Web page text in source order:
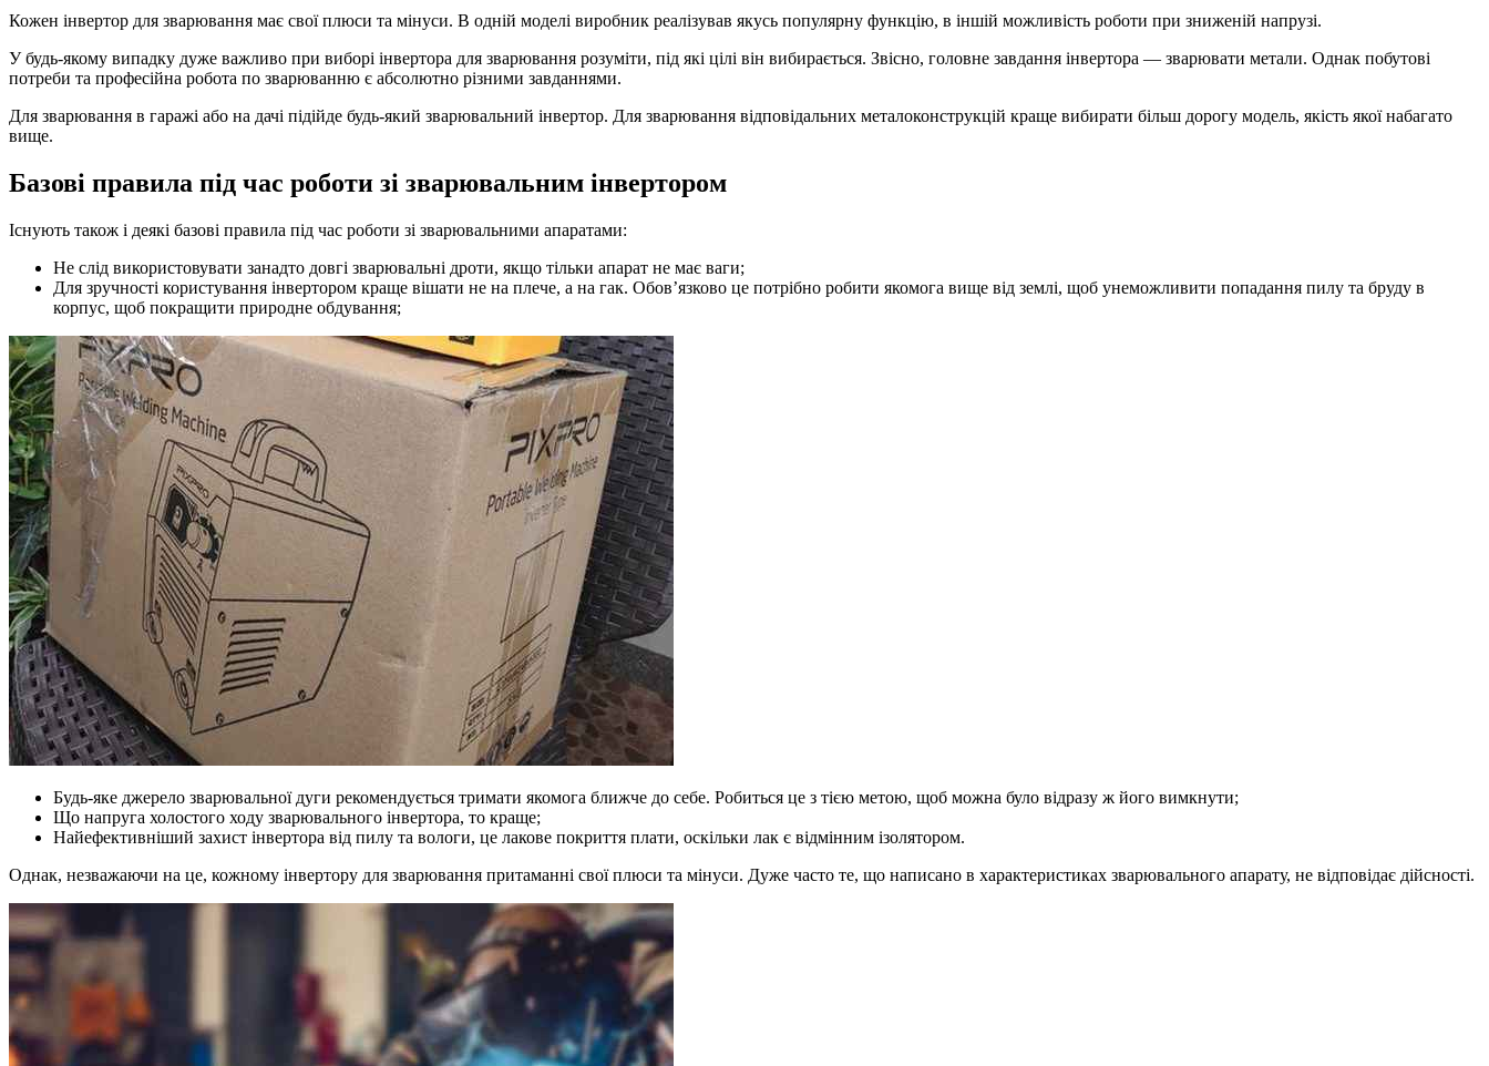
Кожен інвертор для зварювання має свої плюси та мінуси. В одній моделі виробник реалізував якусь популярну функцію, в іншій можливість роботи при зниженій напрузі.
У будь-якому випадку дуже важливо при виборі інвертора для зварювання розуміти, під які цілі він вибирається. Звісно, головне завдання інвертора — зварювати метали. Однак побутові
потреби та професійна робота по зварюванню є абсолютно різними завданнями.
Для зварювання в гаражі або на дачі підійде будь-який зварювальний інвертор. Для зварювання відповідальних металоконструкцій краще вибирати більш дорогу модель, якість якої набагато
вище.
Базові правила під час роботи зі зварювальним інвертором
Існують також і деякі базові правила під час роботи зі зварювальними апаратами:
Не слід використовувати занадто довгі зварювальні дроти, якщо тільки апарат не має ваги;
Для зручності користування інвертором краще вішати не на плече, а на гак. Обов’язково це потрібно робити якомога вище від землі, щоб унеможливити попадання пилу та бруду в
корпус, щоб покращити природне обдування;
Будь-яке джерело зварювальної дуги рекомендується тримати якомога ближче до себе. Робиться це з тією метою, щоб можна було відразу ж його вимкнути;
Що напруга холостого ходу зварювального інвертора, то краще;
Найефективніший захист інвертора від пилу та вологи, це лакове покриття плати, оскільки лак є відмінним ізолятором.
Однак, незважаючи на це, кожному інвертору для зварювання притаманні свої плюси та мінуси. Дуже часто те, що написано в характеристиках зварювального апарату, не відповідає дійсності.